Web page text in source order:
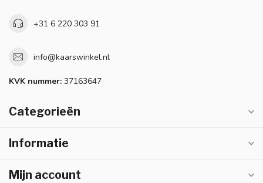
+31 6 220 303 91
info@kaarswinkel.nl
KVK nummer: 37163647
Categorieën
Informatie
Mijn account